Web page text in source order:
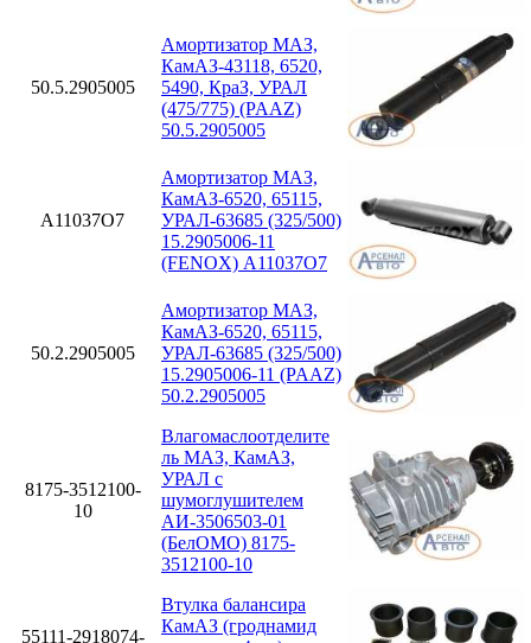
50.5.2905005
Амортизатор МАЗ,
КамАЗ-43118, 6520,
5490, КраЗ, УРАЛ
(475/775) (PAAZ)
50.5.2905005
A11037O7
Амортизатор МАЗ,
КамАЗ-6520, 65115,
УРАЛ-63685 (325/500)
15.2905006-11
(FENOX) A11037O7
50.2.2905005
Амортизатор МАЗ,
КамАЗ-6520, 65115,
УРАЛ-63685 (325/500)
15.2905006-11 (PAAZ)
50.2.2905005
8175-3512100-
10
Влагомаслоотделите
ль МАЗ, КамАЗ,
УРАЛ с
шумоглушителем
АИ-3506503-01
(БелОМО) 8175-
3512100-10
55111-2918074-
Втулка балансира
КамАЗ (гроднамид